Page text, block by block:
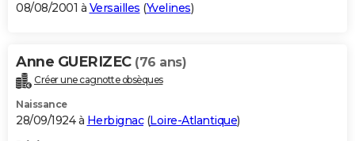
08/08/2001 à Versailles (Yvelines)
Anne GUERIZEC (76 ans)
Créer une cagnotte obsèques
Naissance
28/09/1924 à Herbignac(Loire-Atlantique)